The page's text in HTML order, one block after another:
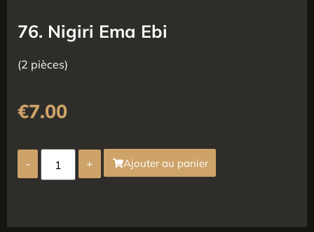
76. Nigiri Ema Ebi
(2 pièces)
€7.00
- + Ajouter au panier